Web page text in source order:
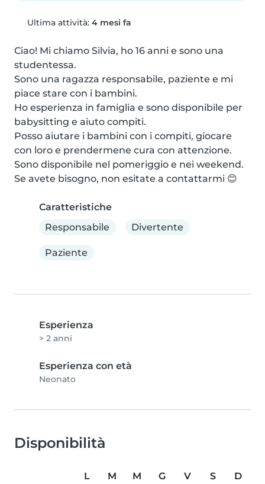
Ultima attività: 4 mesi fa
Ciao! Mi chiamo Silvia, ho 16 anni e sono una
studentessa.
Sono una ragazza responsabile, paziente e mi
piace stare con i bambini.
Ho esperienza in famiglia e sono disponibile per
babysitting e aiuto compiti.
Posso aiutare i bambini con i compiti, giocare
con loro e prendermene cura con attenzione.
Sono disponibile nel pomeriggio e nei weekend.
Se avete bisogno, non esitate a contattarmi 😊
Caratteristiche
Responsabile
Divertente
Paziente
Esperienza
> 2 anni
Esperienza con età
Neonato
Disponibilità
L M M G V S
D